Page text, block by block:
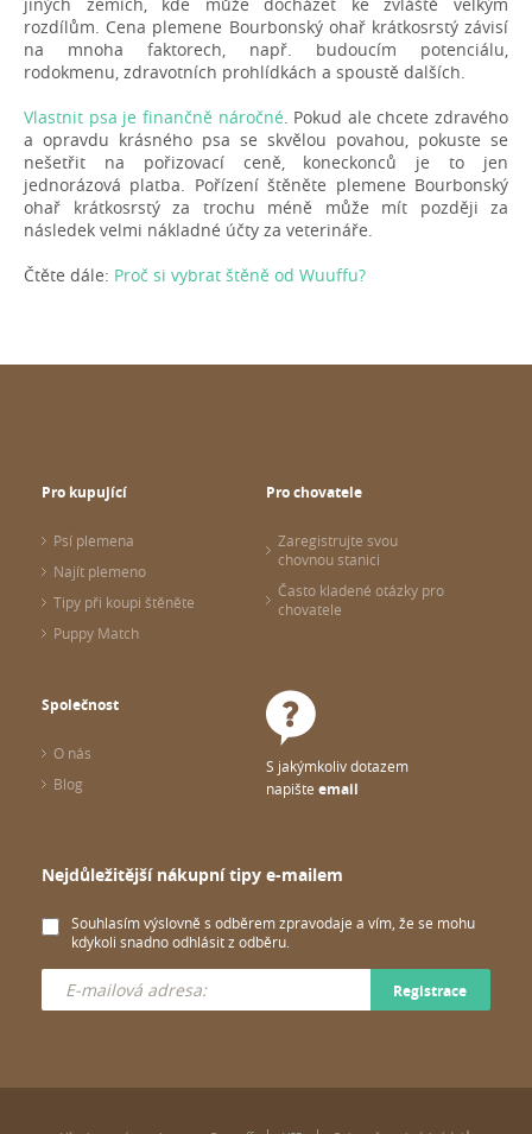
rozdílům. Cena plemene Bourbonský ohař krátkosrstý závisí
na mnoha faktorech, např. budoucím potenciálu,
rodokmenu, zdravotních prohlídkách a spoustě dalších.
Vlastnit psa je finančně náročné . Pokud ale chcete zdravého
a opravdu krásného psa se skvělou povahou, pokuste se
nešetřit na pořizovací ceně, koneckonců je to jen
jednorázová platba. Pořízení štěněte plemene Bourbonský
ohař krátkosrstý za trochu méně může mít později za
následek velmi nákladné účty za veterináře.
Čtěte dále: Proč si vybrat štěně od Wuuffu?
Pro kupující
Psí plemena
Najít plemeno
Tipy při koupi štěněte
Puppy Match
Pro chovatele
Zaregistrujte svou
chovnou stanici
Často kladené otázky pro
chovatele
Společnost
O nás
Blog
S jakýmkoliv dotazem
napište email
Nejdůležitější nákupní tipy e-mailem
Souhlasím výslovně s odběrem zpravodaje a vím, že se mohu
kdykoli snadno odhlásit z odběru.
Registrace